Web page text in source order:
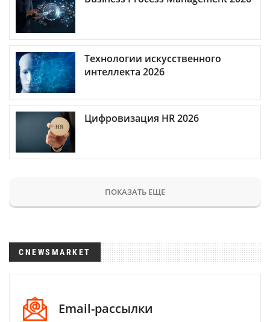
Технологии искусственного
интеллекта 2026
Цифровизация HR 2026
ПОКАЗАТЬ ЕЩЕ
CNEWSMARKET
Email-рассылки